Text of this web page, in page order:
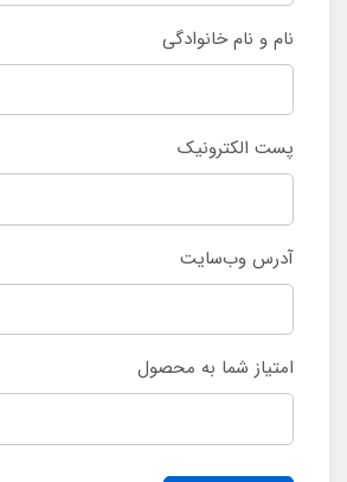
نام و نام خانوادگی
پست الکترونیک
آدرس وب‌سایت
امتیاز شما به محصول